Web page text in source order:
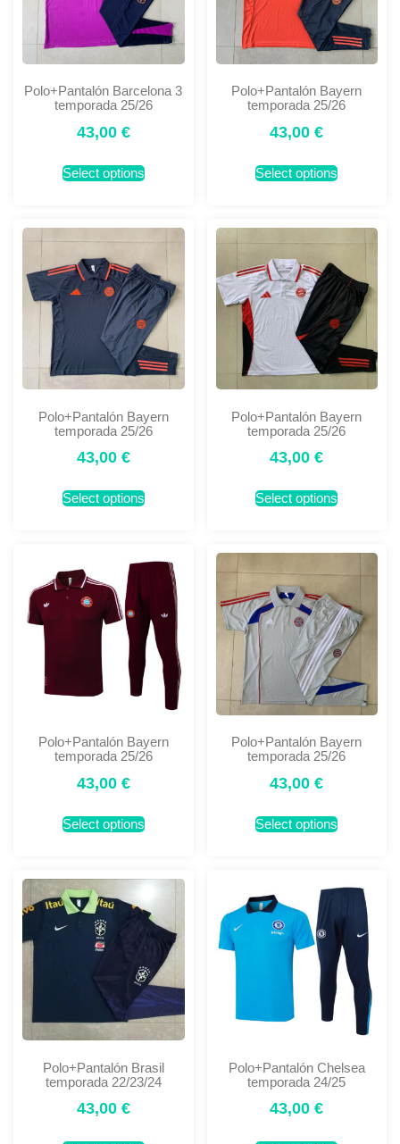
Polo+Pantalón Barcelona 3
temporada 25/26
43,00 €
Select options
Polo+Pantalón Bayern
temporada 25/26
43,00€
Select options
Polo+Pantalón Bayern
temporada 25/26
43,00 €
Select options
Polo+Pantalón Bayern
temporada 25/26
43,00€
Select options
Polo+Pantalón Bayern
temporada 25/26
43,00 €
Select options
Polo+Pantalón Bayern
temporada 25/26
43,00€
Select options
Polo+Pantalón Brasil
temporada 22/23/24
43,00 €
Polo+Pantalón Chelsea
temporada 24/25
43,00€